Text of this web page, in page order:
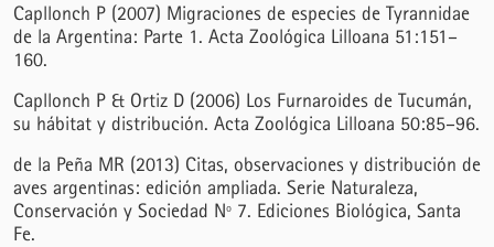
Capllonch P (2007) Migraciones de especies de Tyrannidae
de la Argentina: Parte 1. Acta Zoológica Lilloana 51:151–
160.
Capllonch P & Ortiz D (2006) Los Furnaroides de Tucumán,
su hábitat y distribución. Acta Zoológica Lilloana 50:85–96.
de la Peña MR (2013) Citas, observaciones y distribución de
aves argentinas: edición ampliada. Serie Naturaleza,
Conservación y Sociedad Nº 7. Ediciones Biológica, Santa
Fe.